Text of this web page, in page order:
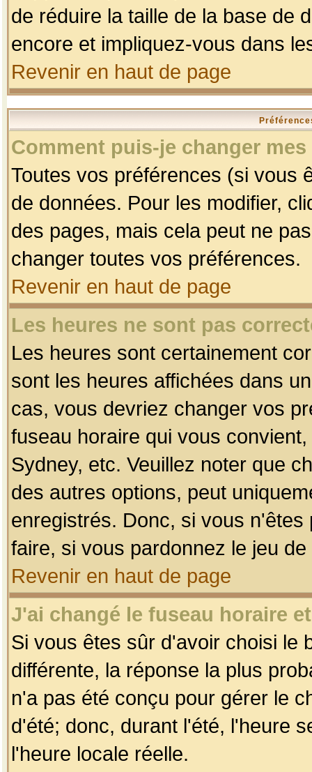
de réduire la taille de la base de
encore et impliquez-vous dans
Revenir en haut de page
Comment puis-je changer
Toutes vos préférences (si vous
de données. Pour les modifier,
des pages, mais cela peut ne
changer toutes vos préférences.
Revenir en haut de page
Les heures ne sont pas
Les heures sont certainement
sont les heures affichées dans
cas, vous devriez changer vos
fuseau horaire qui vous
Sydney, etc. Veuillez noter que
des autres options, peut
enregistrés. Donc, si vous
faire, si vous pardonnez le jeu
Revenir en haut de page
J'ai changé le fuseau horaire
Si vous êtes sûr d'avoir choisi le
différente, la réponse la plus
n'a pas été conçu pour gérer le
d'été; donc, durant l'été, l'heure
l'heure locale réelle.